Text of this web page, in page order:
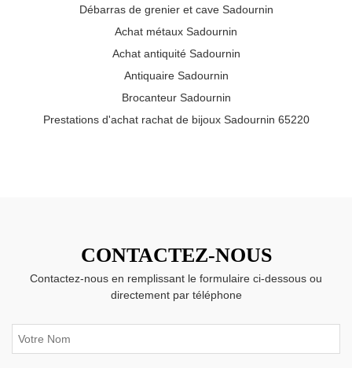
Débarras de grenier et cave Sadournin
Achat métaux Sadournin
Achat antiquité Sadournin
Antiquaire Sadournin
Brocanteur Sadournin
Prestations d'achat rachat de bijoux Sadournin 65220
CONTACTEZ-NOUS
Contactez-nous en remplissant le formulaire ci-dessous ou
directement par téléphone